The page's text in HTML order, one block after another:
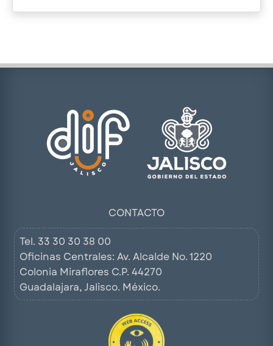
CONTACTO
Tel. 33 30 30 38 00
Oficinas Centrales: Av. Alcalde No. 1220
Colonia Miraflores C.P. 44270
Guadalajara, Jalisco. México.